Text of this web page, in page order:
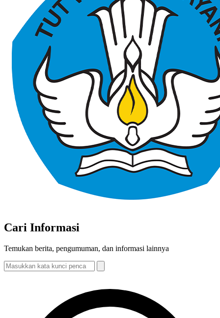
Cari Informasi
Temukan berita, pengumuman, dan informasi lainnya